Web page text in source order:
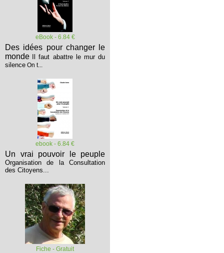
eBook - 6.84 €
Des idées pour changer le
monde
Il faut abattre le mur du
silence On t...
ebook - 6.84 €
Un vrai pouvoir le peuple
Organisation de la Consultation
des Citoyens...
Fiche - Gratuit